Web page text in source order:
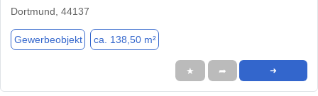
Dortmund, 44137
Gewerbeobjekt ca. 138,50 m²
★ ➦ ➜